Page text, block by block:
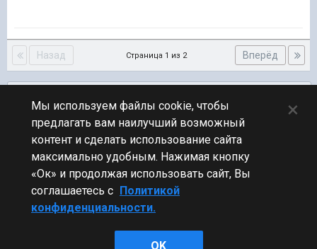
Назад Вперёд
Страница 1 из 2
ПЕРЕЙТИ К СПИСКУ ТЕМ
Обсуждение Мира Кораблей
Стиль
Мы используем файлы cookie, чтобы
предлагать вам наилучший возможный
контент и сделать использование сайта
максимально удобным. Нажимая кнопку
«Ок» и продолжая использовать сайт, Вы
соглашаетесь с Политикой
конфиденциальности.
OK
×